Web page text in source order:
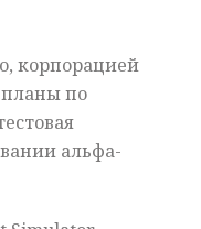
корпорацией
по
альфа-